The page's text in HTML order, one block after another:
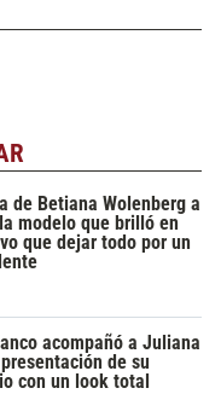
de Betiana Wolenberg a
modelo que brilló en
que dejar todo por un
acompañó a Juliana
de su
con un look total